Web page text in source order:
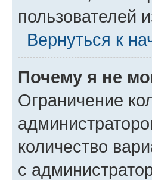
пользователей
Вернуться к
Почему я не
Ограничение
количество
с